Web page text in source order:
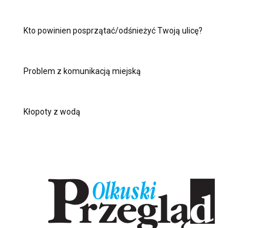
Kto powinien posprzątać/odśnieżyć Twoją ulicę?
Problem z komunikacją miejską
Kłopoty z wodą